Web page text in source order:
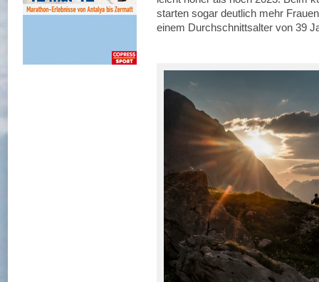
starten sogar deutlich mehr
einem Durchschnittsalter von 39